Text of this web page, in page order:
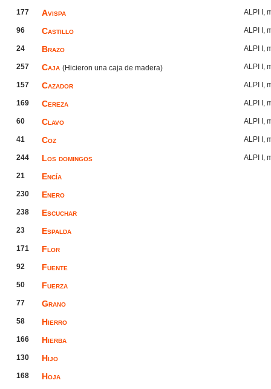
177 Avispa ALPI I,
96 Castillo ALPI I,
24 Brazo ALPI I,
257 Caja (Hicieron una caja de madera) ALPI I,
157 Cazador ALPI I,
169 Cereza ALPI I,
60 Clavo ALPI I,
41 Coz ALPI I,
244 Los domingos ALPI I,
21 Encía
230 Enero
238 Escuchar
23 Espalda
171 Flor
92 Fuente
50 Fuerza
77 Grano
58 Hierro
166 Hierba
130 Hijo
168 Hoja